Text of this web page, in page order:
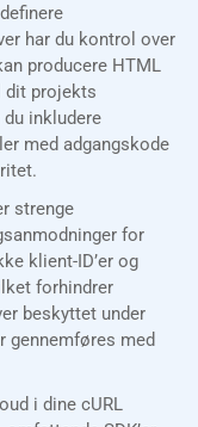
har du kontrol over
producere HTML
dit projekts
inkludere
med adgangskode
strenge
for
klient-ID’er og
forhindrer
beskyttet under
gennemføres med
i dine cURL